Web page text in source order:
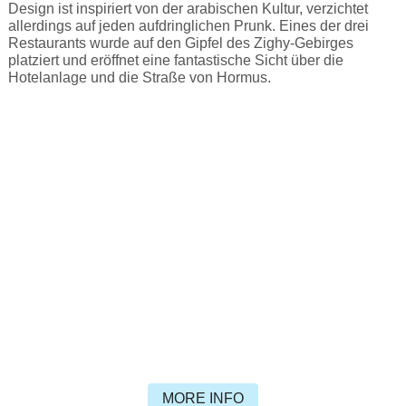
Design ist inspiriert von der arabischen Kultur, verzichtet
allerdings auf jeden aufdringlichen Prunk. Eines der drei
Restaurants wurde auf den Gipfel des Zighy-Gebirges
platziert und eröffnet eine fantastische Sicht über die
Hotelanlage und die Straße von Hormus.
MORE INFO